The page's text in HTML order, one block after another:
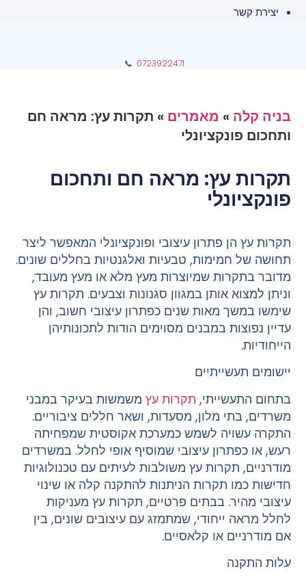
יצירת קשר
0723922471
📞
בניה קלה» מאמרים» תקרות עץ: מראה חם
ותחכום פונקציונלי
תקרות עץ: מראה חם ותחכום
פונקציונלי
תקרות עץ הן פתרון עיצובי ופונקציונלי המאפשר ליצר
תחושה של חמימות, טבעיות ואלגנטיות בחללים שונים.
מדובר בתקרות שמיוצרות מעץ מלא או מעץ מעובד,
וניתן למצוא אותן במגוון סגנונות וצבעים. תקרות עץ
שימשו במשך מאות שנים כפתרון עיצובי חשוב, והן
עדיין נפוצות במבנים מסוימים הודות לתכונותיהן
הייחודיות.
יישומים תעשייתיים
בתחום התעשייתי,תקרות עץמשמשות בעיקר במבני
משרדים, בתי מלון, מסעדות, ושאר חללים ציבוריים.
התקרה עשויה לשמש כמערכת אקוסטית שמפחיתה
רעש, או כפתרון עיצובי שמוסיף אופי לחלל. במשרדים
מודרניים, תקרות עץ משולבות לעיתים עם טכנולוגיות
חדישות כמו תקרות הניתנות להתקנה קלה או שינוי
עיצובי מהיר. בבתים פרטיים, תקרות עץ מעניקות
לחלל מראה ייחודי, שמתמזג עם עיצובים שונים, בין
אם מודרניים או קלאסיים.
עלות התקנה